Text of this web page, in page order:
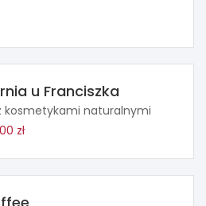
u Franciszka
kosmetykami naturalnymi
zł